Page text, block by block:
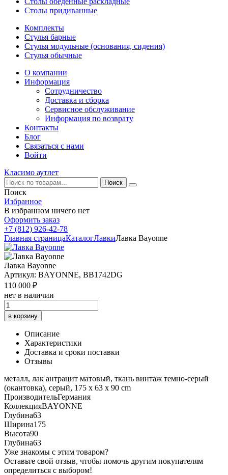
Столы придиванные
Комплекты
Стулья барные
Стулья модульные (основания, сидения)
Стулья обычные
О компании
Информация
Сотрудничество
Доставка и сборка
Сервисное обслуживание
Информация по возврату
Контакты
Блог
Связаться с нами
Войти
Класимо аутлет
Поиск
Избранное
В избранном ничего нет
Оформить заказ
+7 (812) 926-42-78
Главная страницаКаталогЛавкиЛавка Bayonne
Лавка Bayonne
Артикул: BAYONNE, BB1742DG
110 000 ₽
нет в наличии
в корзину
Описание
Характеристики
Доставка и сроки поставки
Отзывы
металл, лак антрацит матовый, ткань винтаж темно-серый
(окантовка), серый, 175 x 63 x 90 cm
ПроизводительГермания
КоллекцияBAYONNE
Глубина63
Ширина175
Высота90
Глубина63
Уже знакомы с этим товаром?
Оставьте свой отзыв, чтобы помочь другим покупателям
определиться с выбором!